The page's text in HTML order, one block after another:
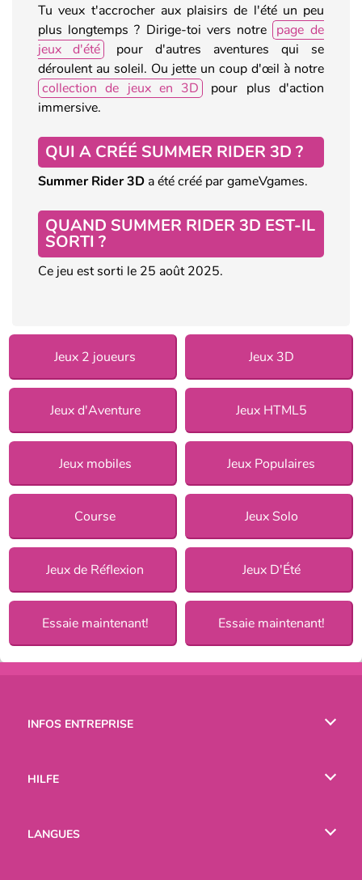
Tu veux t'accrocher aux plaisirs de l'été un peu
plus longtemps ? Dirige-toi vers notre page de
jeux d'été
pour d'autres aventures qui se
déroulent au soleil. Ou jette un coup d'œil à notre
collection de jeux en 3D
pour plus d'action
immersive.
QUI A CRÉÉ SUMMER RIDER 3D ?
Summer Rider 3D a été créé par gameVgames.
QUAND SUMMER RIDER 3D EST-IL
SORTI ?
Ce jeu est sorti le 25 août 2025.
Jeux 2 joueurs Jeux 3D
Jeux d'Aventure Jeux HTML5
Jeux mobiles Jeux Populaires
Course Jeux Solo
Jeux de Réflexion Jeux D'Été
Essaie maintenant! Essaie maintenant!
INFOS ENTREPRISE
HILFE
LANGUES